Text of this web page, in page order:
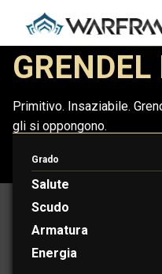
Primitivo. Insaziabile.
gli si oppongono.
Grado
Salute
Scudo
Armatura
Energia